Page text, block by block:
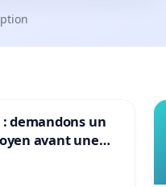
demandons un
avant une
de